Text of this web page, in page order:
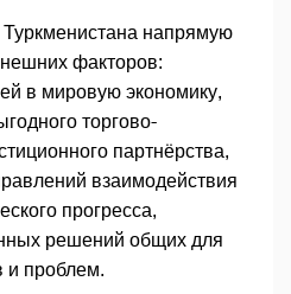
напрямую
факторов:
в мировую экономику,
торгово-
партнёрства,
взаимодействия
прогресса,
решений общих для
и проблем.